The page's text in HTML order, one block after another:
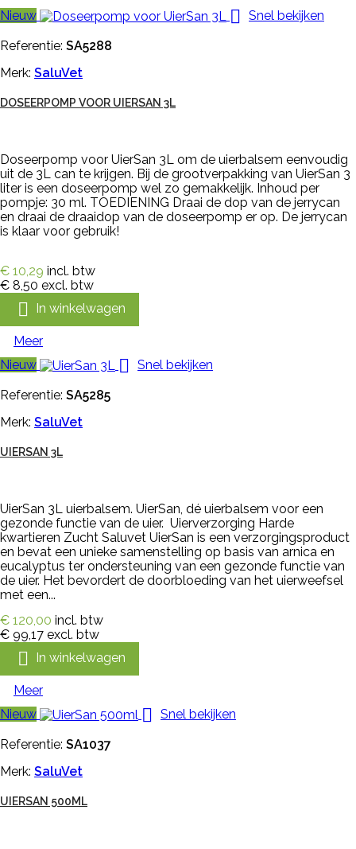
Nieuw
 Snel bekijken
Referentie: SA5288
Merk: SaluVet
DOSEERPOMP VOOR UIERSAN 3L
Doseerpomp voor UierSan 3L om de uierbalsem eenvoudig
uit de 3L can te krijgen. Bij de grootverpakking van UierSan 3
liter is een doseerpomp wel zo gemakkelijk. Inhoud per
pompje: 30 ml. TOEDIENING Draai de dop van de jerrycan
en draai de draaidop van de doseerpomp er op. De jerrycan
is klaar voor gebruik!
€ 10,29 incl. btw
€ 8,50 excl. btw
 In winkelwagen
Meer
Nieuw
 Snel bekijken
Referentie: SA5285
Merk: SaluVet
UIERSAN 3L
UierSan 3L uierbalsem. UierSan, dé uierbalsem voor een
gezonde functie van de uier. Uierverzorging Harde
kwartieren Zucht Saluvet UierSan is een verzorgingsproduct
en bevat een unieke samenstelling op basis van arnica en
eucalyptus ter ondersteuning van een gezonde functie van
de uier. Het bevordert de doorbloeding van het uierweefsel
met een...
€ 120,00 incl. btw
€ 99,17 excl. btw
 In winkelwagen
Meer
Nieuw
 Snel bekijken
Referentie: SA1037
Merk: SaluVet
UIERSAN 500ML